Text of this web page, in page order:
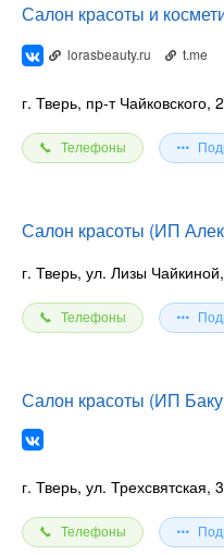
Салон красоты и
lorasbeauty.ru t.me
г. Тверь, пр-т Чайковского,
Телефоны
Салон красоты (ИП
г. Тверь, ул. Лизы
Телефоны
Салон красоты (ИП
г. Тверь, ул. Трехсвятская,
Телефоны